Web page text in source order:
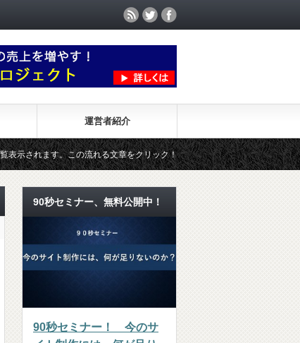
運営者紹介
。この流れる文章をクリック！ 90秒セミナー『情報発信すれ
90秒セミナー、無料公開中！
90秒セミナー！ 今のサ